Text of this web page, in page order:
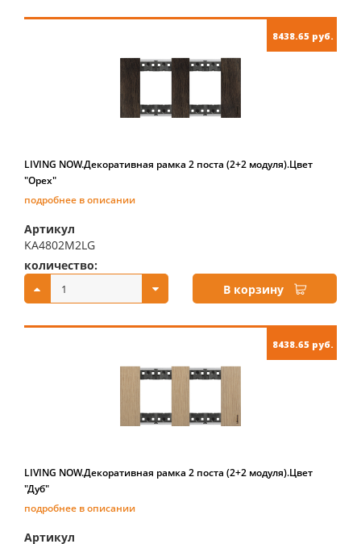
8438.65 руб.
LIVING NOW.Декоративная рамка 2 поста (2+2 модуля).Цвет
"Орех"
подробнее в описании
Артикул
KA4802M2LG
количество:
В корзину
8438.65 руб.
LIVING NOW.Декоративная рамка 2 поста (2+2 модуля).Цвет
"Дуб"
подробнее в описании
Артикул